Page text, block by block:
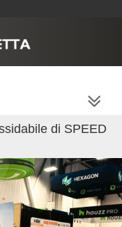
di SPEED